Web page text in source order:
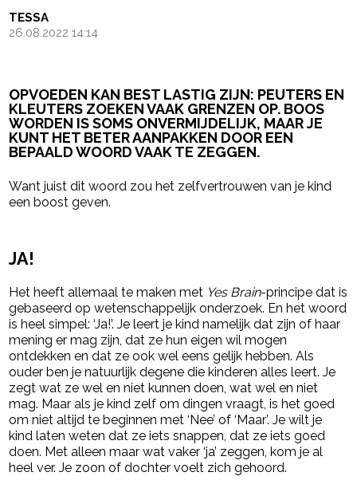
TESSA
26.08.2022 14:14
OPVOEDEN KAN BEST LASTIG ZIJN: PEUTERS EN
KLEUTERS ZOEKEN VAAK GRENZEN OP. BOOS
WORDEN IS SOMS ONVERMIJDELIJK, MAAR JE
KUNT HET BETER AANPAKKEN DOOR EEN
BEPAALD WOORD VAAK TE ZEGGEN.
Want juist dit woord zou het zelfvertrouwen van je kind
een boost geven.
JA!
Het heeft allemaal te maken met Yes Brain-principe dat is
gebaseerd op wetenschappelijk onderzoek. En het woord
is heel simpel: ‘Ja!’. Je leert je kind namelijk dat zijn of haar
mening er mag zijn, dat ze hun eigen wil mogen
ontdekken en dat ze ook wel eens gelijk hebben. Als
ouder ben je natuurlijk degene die kinderen alles leert. Je
zegt wat ze wel en niet kunnen doen, wat wel en niet
mag. Maar als je kind zelf om dingen vraagt, is het goed
om niet altijd te beginnen met ‘Nee’ of ‘Maar’. Je wilt je
kind laten weten dat ze iets snappen, dat ze iets goed
doen. Met alleen maar wat vaker ‘ja’ zeggen, kom je al
heel ver. Je zoon of dochter voelt zich gehoord.